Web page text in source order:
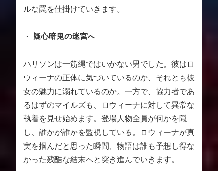
ルな罠を仕掛けていきます。
・ 疑心暗鬼の迷宮へ
ハリソンは一筋縄ではいかない男でした。彼はロ
ウィーナの正体に気づいているのか、それとも彼
女の魅力に溺れているのか。一方で、協力者であ
るはずのマイルズも、ロウィーナに対して異常な
執着を見せ始めます。登場人物全員が何かを隠
し、誰かが誰かを監視している。ロウィーナが真
実を掴んだと思った瞬間、物語は誰も予想し得な
かった残酷な結末へと突き進んでいきます。